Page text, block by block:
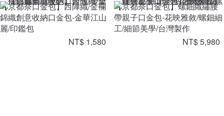
【京都奈口金包】西陣織/金襴
錦織創意收納口金包-金華江山
麗/印鑑包
NT$ 1,580
【京都奈口金包】螺鈿織繡腰
帶親子口金包-花映雅敘/螺鈿細
工/細節美學/台灣製作
NT$ 5,980